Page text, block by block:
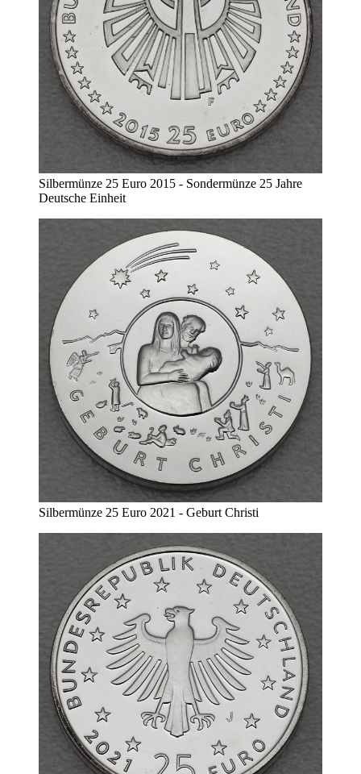
Silbermünze 25 Euro 2015 - Sondermünze 25 Jahre
Deutsche Einheit
Silbermünze 25 Euro 2021 - Geburt Christi